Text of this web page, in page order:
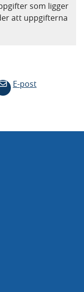
som ligger
att uppgifterna
E-post